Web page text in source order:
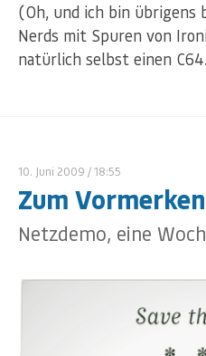
(Oh, und ich bin übrigens
Nerds mit Spuren von
natürlich selbst einen
10. Juni 2009 / 18:55
Zum Vormerken
Netzdemo, eine